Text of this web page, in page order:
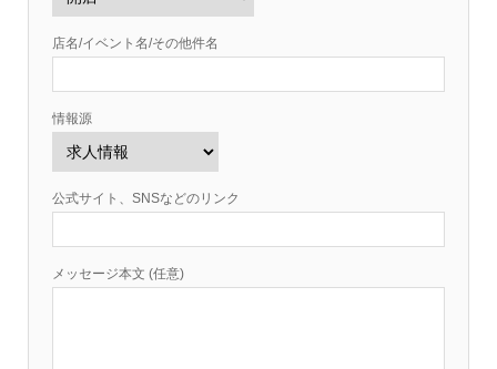
店名/イベント名/その他件名
情報源
公式サイト、SNSなどのリンク
メッセージ本文 (任意)